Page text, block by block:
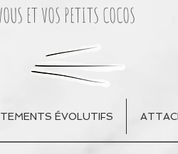
ET VOS PETITS COCOS
ÉVOLUTIFS